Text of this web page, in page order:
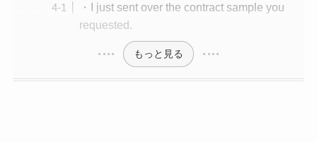
・I just sent over the contract sample you
requested.
もっと見る